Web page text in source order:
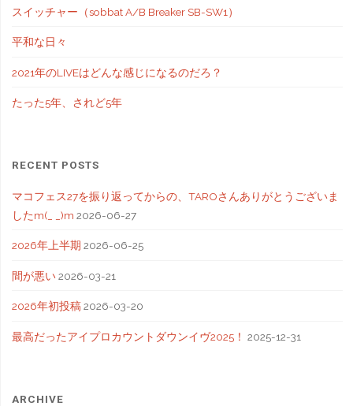
スイッチャー（sobbat A/B Breaker SB-SW1）
平和な日々
2021年のLIVEはどんな感じになるのだろ？
たった5年、されど5年
RECENT POSTS
マコフェス27を振り返ってからの、TAROさんありがとうございま
したm(_ _)m 2026-06-27
2026年上半期 2026-06-25
間が悪い 2026-03-21
2026年初投稿 2026-03-20
最高だったアイプロカウントダウンイヴ2025！ 2025-12-31
ARCHIVE